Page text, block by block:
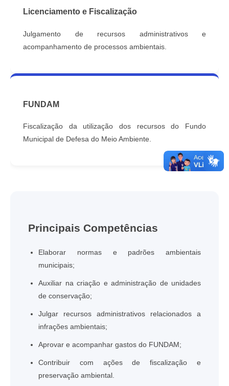
Licenciamento e Fiscalização
Julgamento de recursos administrativos e
acompanhamento de processos ambientais.
FUNDAM
Fiscalização da utilização dos recursos do Fundo
Municipal de Defesa do Meio Ambiente.
Principais Competências
Elaborar normas e padrões ambientais
municipais;
Auxiliar na criação e administração de unidades
de conservação;
Julgar recursos administrativos relacionados a
infrações ambientais;
Aprovar e acompanhar gastos do FUNDAM;
Contribuir com ações de fiscalização e
preservação ambiental.